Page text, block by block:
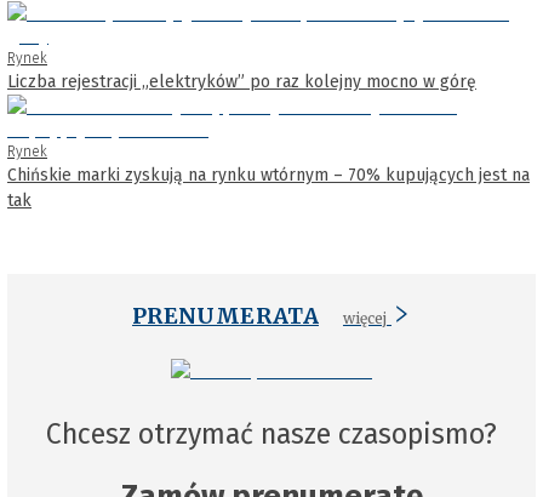
Rynek
Liczba rejestracji „elektryków” po raz kolejny mocno w górę
Rynek
Chińskie marki zyskują na rynku wtórnym – 70% kupujących jest na
tak
PRENUMERATA więcej
Chcesz otrzymać nasze czasopismo?